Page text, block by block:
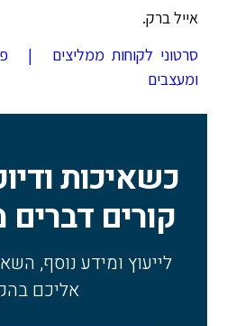
אייל ברק.
סרטוני לקוחות ממליצים |
ומעצבים
כשאיכות
קורים
לייעוץ ומידע נוסף,
אליכם